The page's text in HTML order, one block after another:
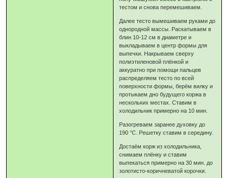
тестом и снова перемешиваем.
Далее тесто вымешиваем руками до
однородной массы. Раскатываем в
блин 10-12 см в диаметре и
выкладываем в центр формы для
выпечки. Накрываем сверху
полиэтиленовой плёнкой и
аккуратно при помощи пальцев
распределяем тесто по всей
поверхности формы, берём вилку и
протыкаем дно будущего коржа в
нескольких местах. Ставим в
холодильник примерно на 10 мин.
Разогреваем заранее духовку до
190 °C. Решетку ставим в середину.
Достаём корж из холодильника,
снимаем плёнку и ставим
выпекаться примерно на 30 мин. до
золотисто-коричневатой корочки.